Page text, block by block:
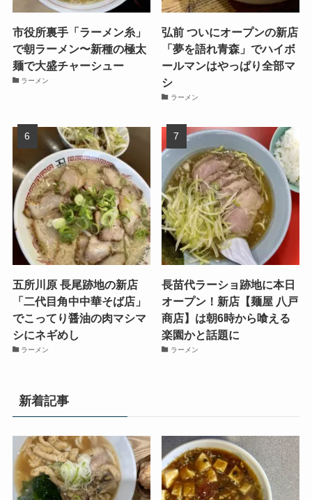
市役所裏手「ラーメン糸」
で朝ラーメン〜新種の極太
麺で大盛チャーシュー
ラーメン
弘前 ついにオープンの新店
「夢を語れ青森」でハイボ
ールマンはやっぱり全部マ
シ
ラーメン
五所川原 長尾跡地の新店
「二代目角中中華そば店」
でこってり醤油の肉マシマ
シにネギめし
ラーメン
長苗代ラーショ跡地に本日
オープン！新店【麺屋 八戸
商店】は朝6時から喰える
楽園かと話題に
ラーメン
新着記事